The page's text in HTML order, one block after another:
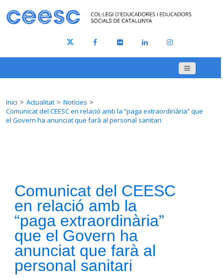
Inici Actualitat
Notícies
Comunicat del CEESC en relació amb la “paga extraordinària” que
el Govern ha anunciat que farà al personal sanitari
Comunicat del CEESC
en relació amb la
“paga extraordinària”
que el Govern ha
anunciat que farà al
personal sanitari